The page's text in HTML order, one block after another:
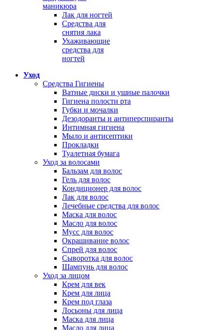
маникюра
Лак для ногтей
Средства для
снятия лака
Ухаживающие
средства для
ногтей
Уход
Средства Гигиены
Ватные диски и ушные палочки
Гигиена полости рта
Губки и мочалки
Дезодоранты и антиперспиранты
Интимная гигиена
Мыло и антисептики
Прокладки
Туалетная бумага
Уход за волосами
Бальзам для волос
Гель для волос
Кондиционер для волос
Лак для волос
Лечебные средства для волос
Маска для волос
Масло для волос
Мусс для волос
Окрашивание волос
Спрей для волос
Сыворотка для волос
Шампунь для волос
Уход за лицом
Крем для век
Крем для лица
Крем под глаза
Лосьоны для лица
Маска для лица
Масло для лица